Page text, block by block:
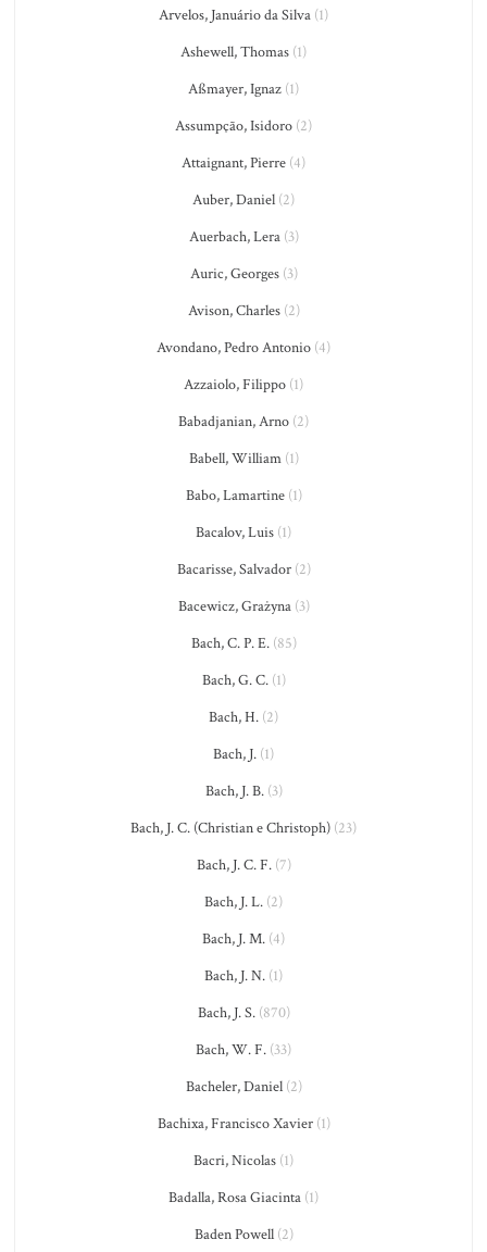
Arvelos, Januário da Silva (1)
Ashewell, Thomas (1)
Aßmayer, Ignaz (1)
Assumpção, Isidoro (2)
Attaignant, Pierre (4)
Auber, Daniel (2)
Auerbach, Lera(3)
Auric, Georges(3)
Avison, Charles(2)
Avondano, Pedro Antonio (4)
Azzaiolo, Filippo (1)
Babadjanian, Arno (2)
Babell, William(1)
Babo, Lamartine(1)
Bacalov, Luis (1)
Bacarisse, Salvador(2)
Bacewicz, Grażyna(3)
Bach, C. P. E.(85)
Bach, G. C.(1)
Bach, H. (2)
Bach, J. (1)
Bach, J. B.(3)
Bach, J. C. (Christian e Christoph) (23)
Bach, J. C. F.(7)
Bach, J. L. (2)
Bach, J. M. (4)
Bach, J. N. (1)
Bach, J. S.(870)
Bach, W. F. (33)
Bacheler, Daniel(2)
Bachixa, Francisco Xavier(1)
Bacri, Nicolas (1)
Badalla, Rosa Giacinta (1)
Baden Powell(2)